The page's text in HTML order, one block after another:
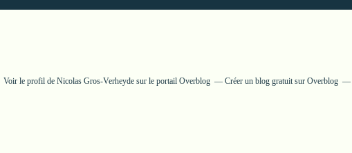
Voir le profil de Nicolas Gros-Verheydesur le portail Overblog Créer un blog gratuit sur Overblog